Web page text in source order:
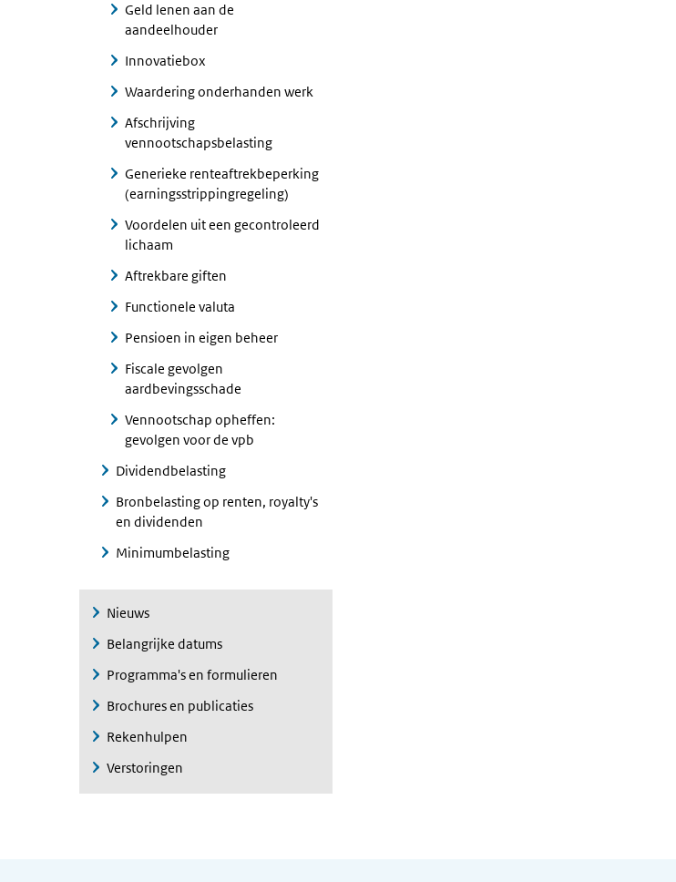
Geld lenen aan de
aandeelhouder
Innovatiebox
Waardering onderhanden werk
Afschrijving
vennootschapsbelasting
Generieke renteaftrekbeperking
(earningsstrippingregeling)
Voordelen uit een gecontroleerd
lichaam
Aftrekbare giften
Functionele valuta
Pensioen in eigen beheer
Fiscale gevolgen
aardbevingsschade
Vennootschap opheffen:
gevolgen voor de vpb
Dividendbelasting
Bronbelasting op renten, royalty's
en dividenden
Minimumbelasting
Nieuws
Belangrijke datums
Programma's en formulieren
Brochures en publicaties
Rekenhulpen
Verstoringen